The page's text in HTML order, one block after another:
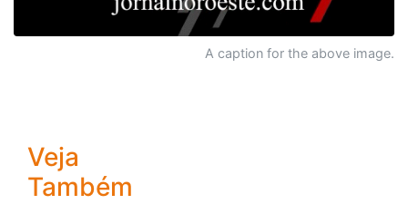
A caption for the above image.
Veja
Também